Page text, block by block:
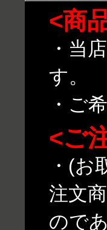
<商
・当
す。
・ご
<ご
・(お
注文
ので